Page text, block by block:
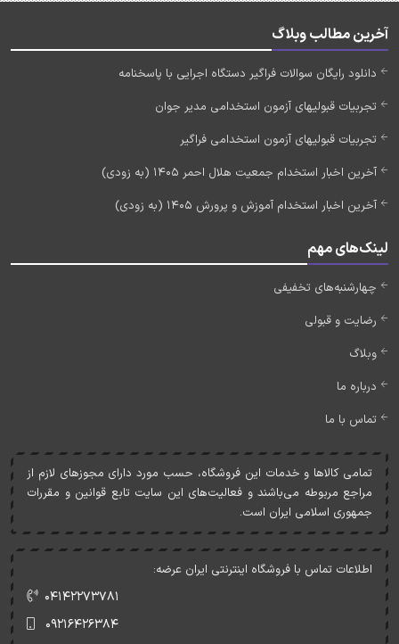
آخرین مطالب وبلاگ
دانلود رایگان سوالات فراگیر دستگاه اجرایی با پاسخنامه
تجربیات قبولیهای آزمون استخدامی مدیر جوان
تجربیات قبولیهای آزمون استخدامی فراگیر
آخرین اخبار استخدام جمعیت هلال احمر 1405 (به زودی)
آخرین اخبار استخدام آموزش و پرورش 1405 (به زودی)
لینک‌های مهم
چهارشنبه‌های تخفیفی
رضایت و قبولی
وبلاگ
درباره ما
تماس با ما
تمامی کالاها و خدمات اين فروشگاه، حسب مورد دارای مجوزهای لازم از
مراجع مربوطه می‌باشند و فعاليت‌های اين سايت تابع قوانين و مقررات
جمهوری اسلامی ايران است.
اطلاعات تماس با فروشگاه اینترنتی ایران عرضه:
۰۴۱۴۲۲۷۳۷۸۱
۰۹۲۱۶۴۲۶۳۸۴